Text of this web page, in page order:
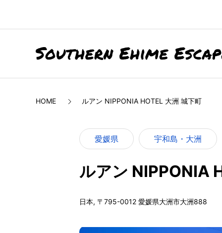
HOME ルアン NIPPONIA HOTEL 大洲 城下町
愛媛県 宇和島・大洲
ルアン NIPPONIA
日本, 〒795-0012 愛媛県大洲市大洲888